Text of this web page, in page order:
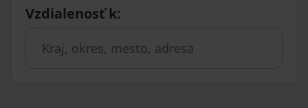
Vzdialenosť k: